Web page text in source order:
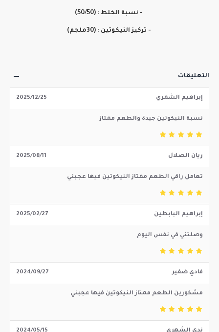
- نسبة الخلط : (50/50)
- تركيز النيكوتين : (30ملجم)
التعليقات
إبراهيم الشمري 2025/12/25
نسبة النيكوتين جيدة والطعم ممتاز
ريان الصلال 2025/08/11
تعامل راقي الطعم ممتاز النيكوتين فيها عجبني
إبراهيم البابطين 2025/02/27
وصلتني في نفس اليوم
فادي ضفير 2024/09/27
مشكورين الطعم ممتاز النيكوتين فيها عجبني